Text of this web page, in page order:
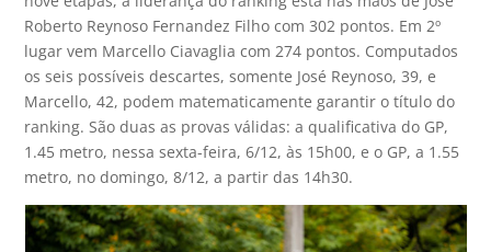
Roberto Reynoso Fernandez Filho com 302 pontos. Em 2º
lugar vem Marcello Ciavaglia com 274 pontos. Computados
os seis possíveis descartes, somente José Reynoso, 39, e
Marcello, 42, podem matematicamente garantir o título do
ranking. São duas as provas válidas: a qualificativa do GP,
1.45 metro, nessa sexta-feira, 6/12, às 15h00, e o GP, a 1.55
metro, no domingo, 8/12, a partir das 14h30.